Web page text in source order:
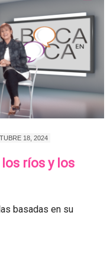
18, 2024
ríos y los
basadas en su